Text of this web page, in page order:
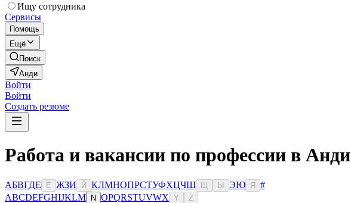
Ищу сотрудника
Сервисы
Помощь
Ещё
Поиск
Анди
Войти
Войти
Создать резюме
Работа и вакансии по профессии в Анди
АБВГДЕ Ё ЖЗИ Й КЛМНОПРСТУФХЦЧШ Ы ЭЮ Я
#
ABCDEFGHIJKLM N OPQRSTUVWX Y Z